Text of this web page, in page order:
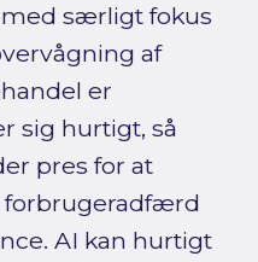
særligt fokus
af
er
sig hurtigt, så
pres for at
forbrugeradfærd
AI kan hurtigt